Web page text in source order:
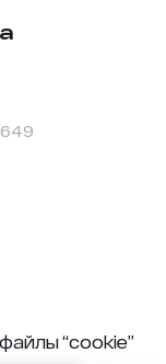
“cookie”